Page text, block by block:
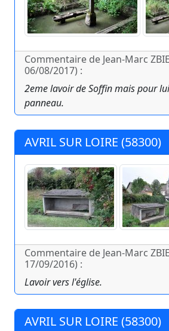
Commentaire de Jean-Marc
06/08/2017) :
2eme lavoir de Soffin mais pour
panneau.
AVRIL SUR LOIRE (58300)
Commentaire de Jean-Marc
17/09/2016) :
Lavoir vers l'église.
AVRIL SUR LOIRE (58300)